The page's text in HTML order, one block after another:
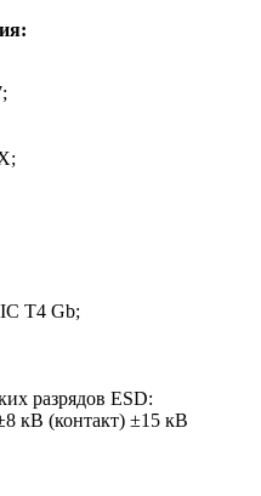
T4 Gb;
разрядов ESD:
кВ (контакт) ±15 кВ